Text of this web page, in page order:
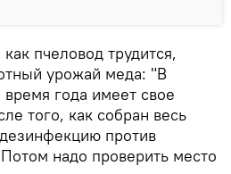
пчеловод трудится,
урожай меда: "В
года имеет свое
того, как собран весь
против
надо проверить место